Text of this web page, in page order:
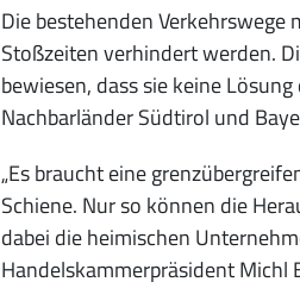
Die bestehenden
Stoßzeiten verhindert werden.
bewiesen, dass sie keine
Nachbarländer Südtirol und
„Es braucht eine
Schiene. Nur so können die
dabei die heimischen
Handelskammerpräsident Michl